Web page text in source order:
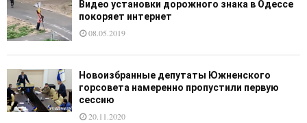
Видео установки дорожного знака в Одессе
покоряет интернет
08.05.2019
Новоизбранные депутаты Южненского
горсовета намеренно пропустили первую
сессию
20.11.2020